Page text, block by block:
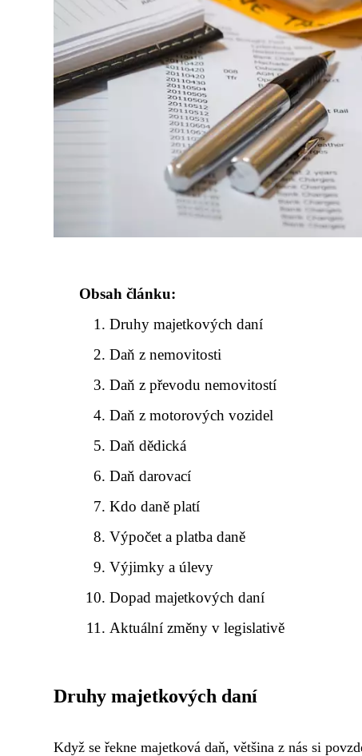
Obsah článku:
Druhy majetkových daní
Daň z nemovitosti
Daň z převodu nemovitostí
Daň z motorových vozidel
Daň dědická
Daň darovací
Kdo daně platí
Výpočet a platba daně
Výjimky a úlevy
Dopad majetkových daní
Aktuální změny v legislativě
Druhy majetkových daní
Když se řekne majetková daň, většina z nás si